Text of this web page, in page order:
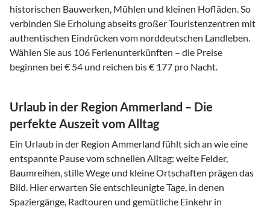
historischen Bauwerken, Mühlen und kleinen Hofläden. So
verbinden Sie Erholung abseits großer Touristenzentren mit
authentischen Eindrücken vom norddeutschen Landleben.
Wählen Sie aus 106 Ferienunterkünften – die Preise
beginnen bei € 54 und reichen bis € 177 pro Nacht.
Urlaub in der Region Ammerland – Die
perfekte Auszeit vom Alltag
Ein Urlaub in der Region Ammerland fühlt sich an wie eine
entspannte Pause vom schnellen Alltag: weite Felder,
Baumreihen, stille Wege und kleine Ortschaften prägen das
Bild. Hier erwarten Sie entschleunigte Tage, in denen
Spaziergänge, Radtouren und gemütliche Einkehr in